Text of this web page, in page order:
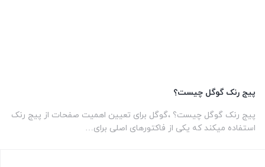
پیج رنک گوگل چیست؟
پیج رنک گوگل چیست؟ ،گوگل برای تعیین اهمیت صفحات از پیج رنک
استفاده میکند که یکی از فاکتورهای اصلی برای…